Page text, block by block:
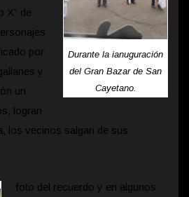
Durante la ianuguración
del Gran Bazar de San
Cayetano.
X” de
por
y
un
logran
los vecinos salgan de sus
foto del recuerdo y en algunos